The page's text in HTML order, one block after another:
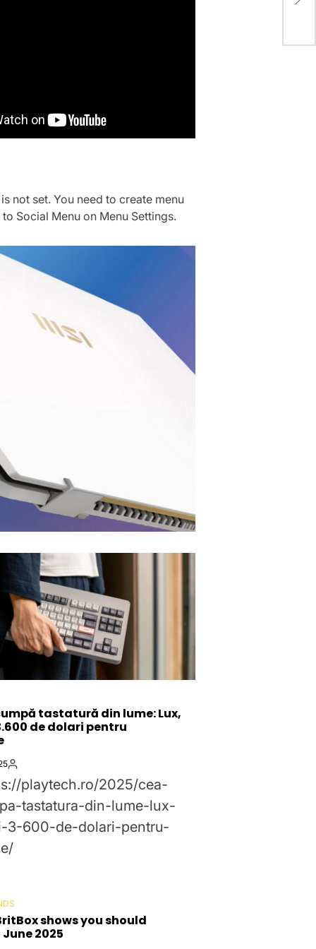
not set. You need to create menu
Social Menu on Menu Settings.
tastatură din lume: Lux,
de dolari pentru
By:
playtech.ro/2025/cea-
tastatura-din-lume-lux-
3-600-de-dolari-pentru-
shows you should
2025